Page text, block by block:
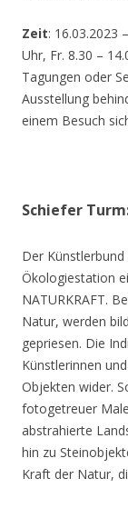
Zeit: 16.03.2023
Uhr, Fr. 8.30 –
Tagungen oder
Ausstellung
einem Besuch
Schiefer
Der
Ökologiestation
NATURKRAFT.
Natur, werden
gepriesen. Die
Künstlerinnen
Objekten wider.
fotogetreuer
abstrahierte
hin zu
Kraft der Natur,